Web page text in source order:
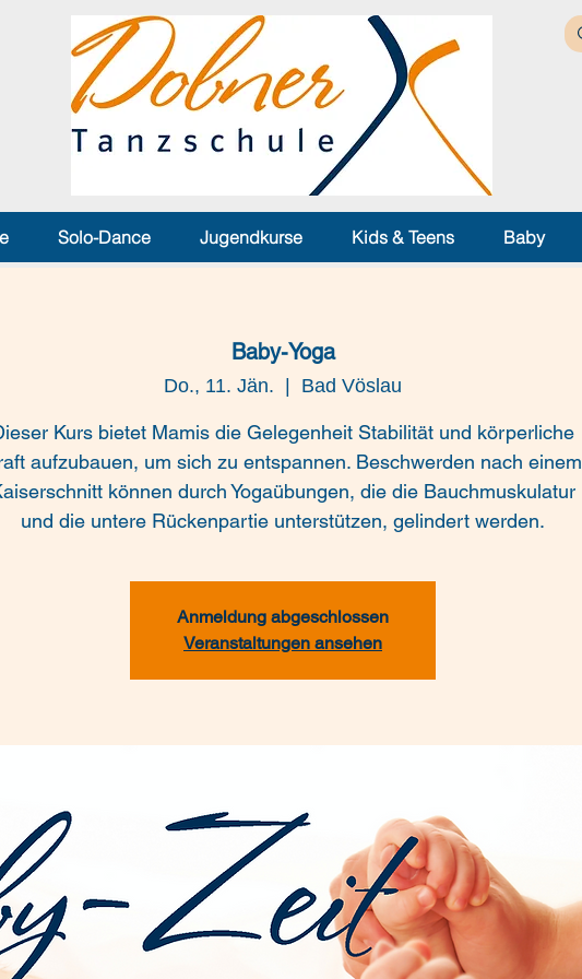
Solo-Dance Jugendkurse Kids & Teens Baby
Baby-Yoga
Do., 11. Jän. Bad Vöslau
Kurs bietet Mamis die Gelegenheit Stabilität und körperliche
aufzubauen, um sich zu entspannen. Beschwerden nach einem
können durch Yogaübungen, die die Bauchmuskulatur
und die untere Rückenpartie unterstützen, gelindert werden.
Anmeldung abgeschlossen
Veranstaltungen ansehen